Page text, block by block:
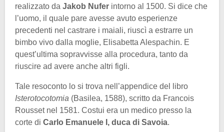
realizzato da Jakob Nufer intorno al 1500. Si dice che
l’uomo, il quale pare avesse avuto esperienze
precedenti nel castrare i maiali, riuscì a estrarre un
bimbo vivo dalla moglie, Elisabetta Alespachin. E
quest’ultima sopravvisse alla procedura, tanto da
riuscire ad avere anche altri figli.
Tale resoconto lo si trova nell’appendice del libro
Isterotocotomia (Basilea, 1588), scritto da Francois
Rousset nel 1581. Costui era un medico presso la
corte di Carlo Emanuele I, duca di Savoia.